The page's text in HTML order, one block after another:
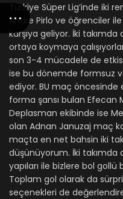
Türkiye Süper Lig’inde iki
Andre Pirlo ve öğrenciler
karşıya geliyor. İki
ortaya koymaya
son 3-4 mücadele de
ise bu dönemde formsuz
ediyor. BU maç öncesinde
forma şansı bulan Efecan
Deplasman ekibinde ise
olan Adnan Januzaj maç
maçta en net bahsin iki
düşünüyorum. İki takımda
yapıları ile bizlere bol
Toplam gol olarak da
seçenekleri de